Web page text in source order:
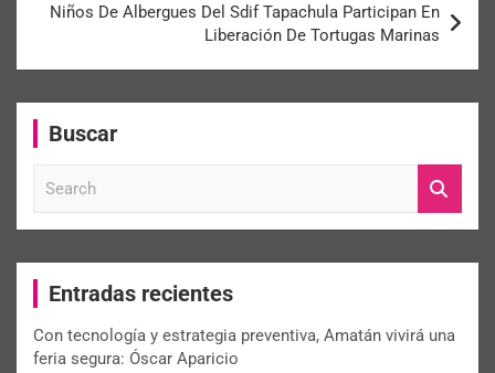
Niños De Albergues Del Sdif Tapachula Participan En
Liberación De Tortugas Marinas
Buscar
c
Entradas recientes
Con tecnología y estrategia preventiva, Amatán vivirá una
feria segura: Óscar Aparicio